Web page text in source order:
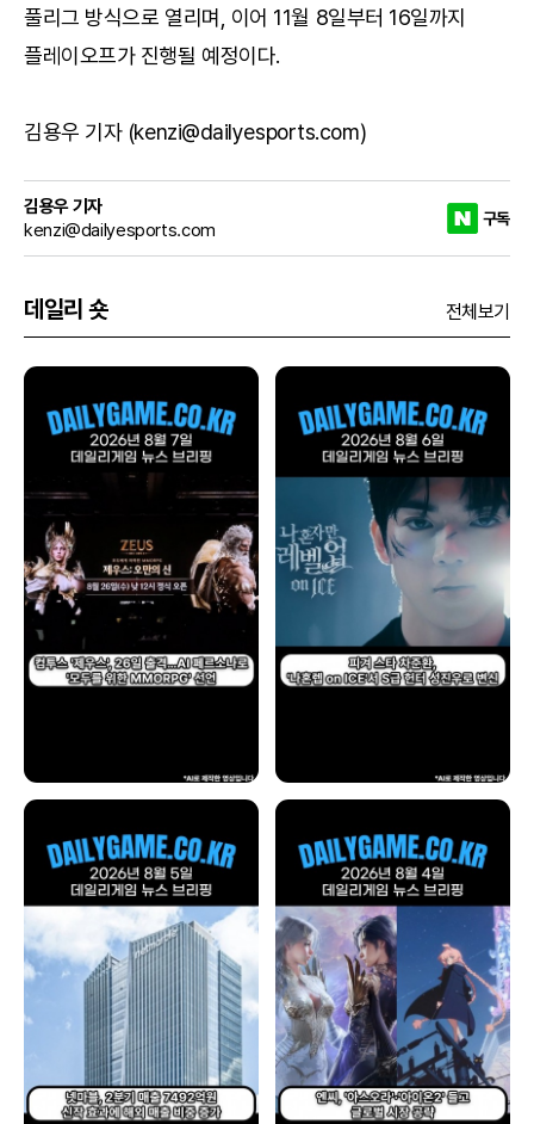
풀리그 방식으로 열리며, 이어 11월 8일부터 16일까지
플레이오프가 진행될 예정이다.
김용우 기자 (kenzi@dailyesports.com)
김용우 기자
kenzi@dailyesports.com
구독
데일리 숏 전체보기